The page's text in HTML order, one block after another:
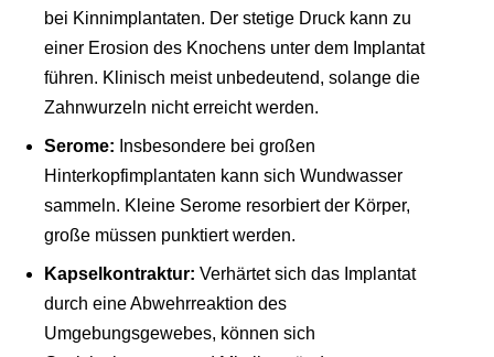
bei Kinnimplantaten. Der stetige Druck kann zu
einer Erosion des Knochens unter dem Implantat
führen. Klinisch meist unbedeutend, solange die
Zahnwurzeln nicht erreicht werden.
Serome: Insbesondere bei großen
Hinterkopfimplantaten kann sich Wundwasser
sammeln. Kleine Serome resorbiert der Körper,
große müssen punktiert werden.
Kapselkontraktur: Verhärtet sich das Implantat
durch eine Abwehrreaktion des
Umgebungsgewebes, können sich